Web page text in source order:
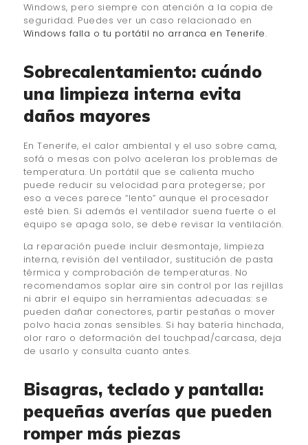
Windows, pero siempre con atención a la copia de
seguridad. Puedes ver un caso relacionado en
Windows falla o tu portátil no arranca en Tenerife.
Sobrecalentamiento: cuándo
una limpieza interna evita
daños mayores
En Tenerife, el calor ambiental y el uso sobre cama,
sofá o mesas con polvo aceleran los problemas de
temperatura. Un portátil que se calienta mucho
puede reducir su velocidad para protegerse; por
eso a veces parece “lento” aunque el procesador
esté bien. Si además el ventilador suena fuerte o el
equipo se apaga solo, se debe revisar la ventilación.
La reparación puede incluir desmontaje, limpieza
interna, revisión del ventilador, sustitución de pasta
térmica y comprobación de temperaturas. No
recomendamos soplar aire sin control por las rejillas
ni abrir el equipo sin herramientas adecuadas: se
pueden dañar conectores, partir pestañas o mover
polvo hacia zonas sensibles. Si hay batería hinchada,
olor raro o deformación del touchpad/carcasa, deja
de usarlo y consulta cuanto antes.
Bisagras, teclado y pantalla:
pequeñas averías que pueden
romper más piezas